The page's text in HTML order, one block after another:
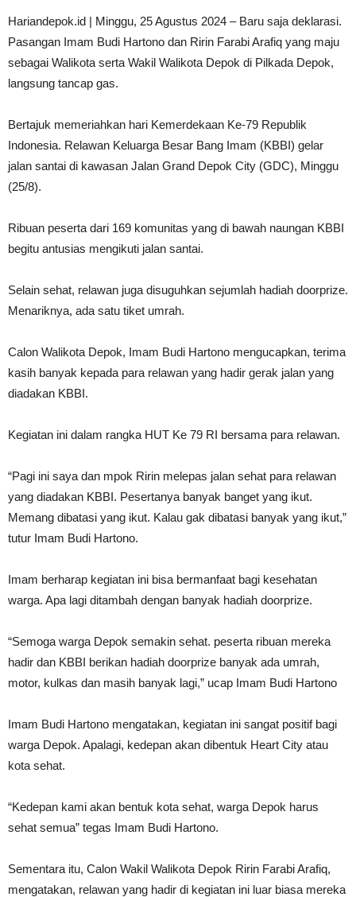
Hariandepok.id | Minggu, 25 Agustus 2024 – Baru saja deklarasi.
Pasangan Imam Budi Hartono dan Ririn Farabi Arafiq yang maju
sebagai Walikota serta Wakil Walikota Depok di Pilkada Depok,
langsung tancap gas.
Bertajuk memeriahkan hari Kemerdekaan Ke-79 Republik
Indonesia. Relawan Keluarga Besar Bang Imam (KBBI) gelar
jalan santai di kawasan Jalan Grand Depok City (GDC), Minggu
(25/8).
Ribuan peserta dari 169 komunitas yang di bawah naungan KBBI
begitu antusias mengikuti jalan santai.
Selain sehat, relawan juga disuguhkan sejumlah hadiah doorprize.
Menariknya, ada satu tiket umrah.
Calon Walikota Depok, Imam Budi Hartono mengucapkan, terima
kasih banyak kepada para relawan yang hadir gerak jalan yang
diadakan KBBI.
Kegiatan ini dalam rangka HUT Ke 79 RI bersama para relawan.
“Pagi ini saya dan mpok Ririn melepas jalan sehat para relawan
yang diadakan KBBI. Pesertanya banyak banget yang ikut.
Memang dibatasi yang ikut. Kalau gak dibatasi banyak yang ikut,”
tutur Imam Budi Hartono.
Imam berharap kegiatan ini bisa bermanfaat bagi kesehatan
warga. Apa lagi ditambah dengan banyak hadiah doorprize.
“Semoga warga Depok semakin sehat. peserta ribuan mereka
hadir dan KBBI berikan hadiah doorprize banyak ada umrah,
motor, kulkas dan masih banyak lagi,” ucap Imam Budi Hartono
Imam Budi Hartono mengatakan, kegiatan ini sangat positif bagi
warga Depok. Apalagi, kedepan akan dibentuk Heart City atau
kota sehat.
“Kedepan kami akan bentuk kota sehat, warga Depok harus
sehat semua” tegas Imam Budi Hartono.
Sementara itu, Calon Wakil Walikota Depok Ririn Farabi Arafiq,
mengatakan, relawan yang hadir di kegiatan ini luar biasa mereka